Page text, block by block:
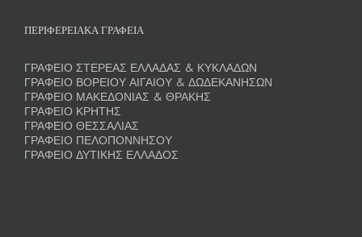
ΠΕΡΙΦΕΡΕΙΑΚΑ ΓΡΑΦΕΙΑ
ΓΡΑΦΕΙΟ ΣΤΕΡΕΑΣ ΕΛΛΑΔΑΣ & ΚΥΚΛΑΔΩΝ
ΓΡΑΦΕΙΟ ΒΟΡΕΙΟΥ ΑΙΓΑΙΟΥ & ΔΩΔΕΚΑΝΗΣΩΝ
ΓΡΑΦΕΙΟ ΜΑΚΕΔΟΝΙΑΣ & ΘΡΑΚΗΣ
ΓΡΑΦΕΙΟ ΚΡΗΤΗΣ
ΓΡΑΦΕΙΟ ΘΕΣΣΑΛΙΑΣ
ΓΡΑΦΕΙΟ ΠΕΛΟΠΟΝΝΗΣΟΥ
ΓΡΑΦΕΙΟ ΔΥΤΙΚΗΣ ΕΛΛΑΔΟΣ